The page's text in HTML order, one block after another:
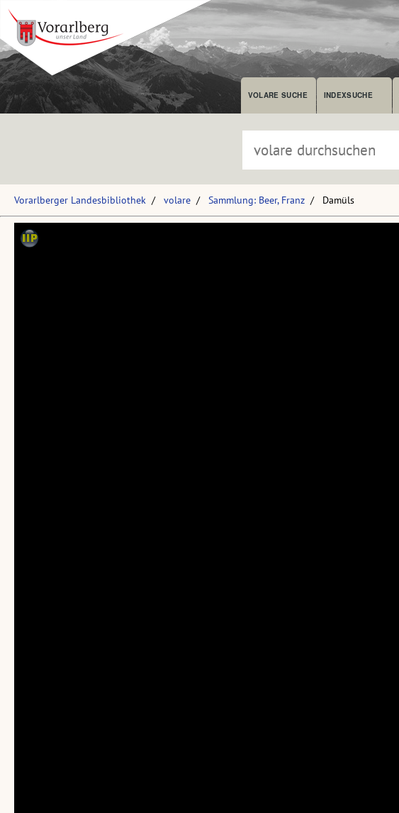
VOLARE SUCHE INDEXSUCHE
Vorarlberger Landesbibliothek volare Sammlung: Beer, Franz Damüls